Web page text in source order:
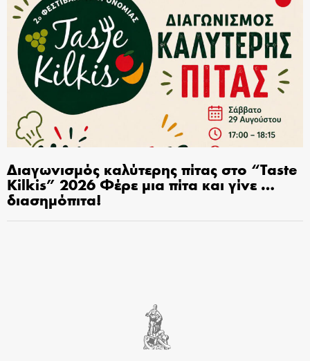
Διαγωνισμός καλύτερης πίτας στο “Taste
Kilkis” 2026 Φέρε μια πίτα και γίνε …
διασημόπιτα!